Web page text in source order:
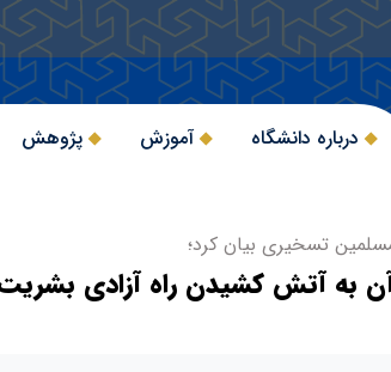
درباره دانشگاه آموزش پژوهش
تسخیری بیان کرد؛
به‌ آتش‌ کشیدن راه آزادی